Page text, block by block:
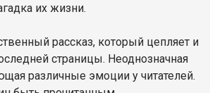
их жизни.
рассказ, который цепляет и
страницы. Неоднозначная
различные эмоции у читателей.